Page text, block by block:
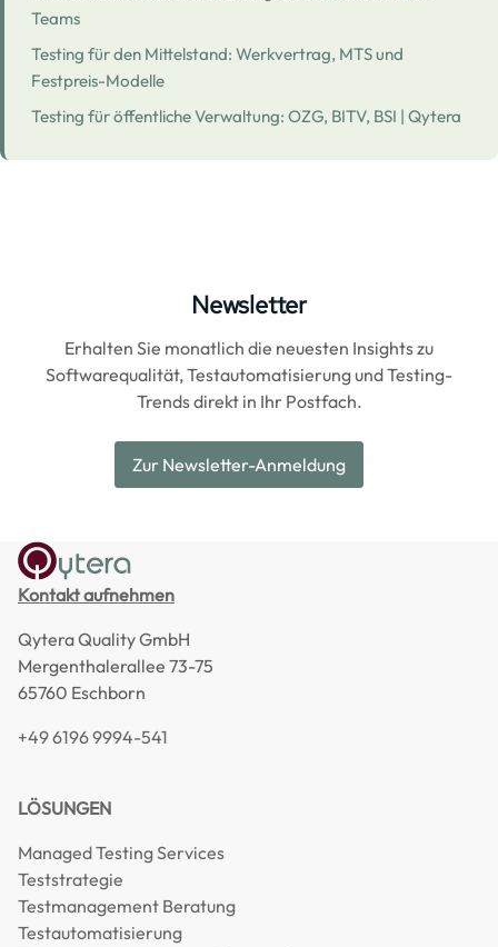
Teams
Testing für den Mittelstand: Werkvertrag, MTS und
Festpreis-Modelle
Testing für öffentliche Verwaltung: OZG, BITV, BSI | Qytera
Newsletter
Erhalten Sie monatlich die neuesten Insights zu
Softwarequalität, Testautomatisierung und Testing-
Trends direkt in Ihr Postfach.
Zur Newsletter-Anmeldung
Kontakt aufnehmen
Qytera Quality GmbH
Mergenthalerallee 73-75
65760 Eschborn
+49 6196 9994-541
LÖSUNGEN
Managed Testing Services
Teststrategie
Testmanagement Beratung
Testautomatisierung